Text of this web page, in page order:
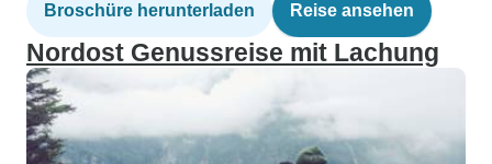
Broschüre herunterladen Reise ansehen
Nordost Genussreise mit Lachung